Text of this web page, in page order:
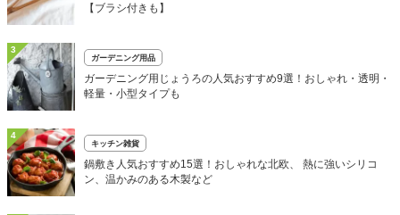
【ブラシ付きも】
3
ガーデニング用品
ガーデニング用じょうろの人気おすすめ9選！おしゃれ・透明・
軽量・小型タイプも
4
キッチン雑貨
鍋敷き人気おすすめ15選！おしゃれな北欧、 熱に強いシリコ
ン、温かみのある木製など